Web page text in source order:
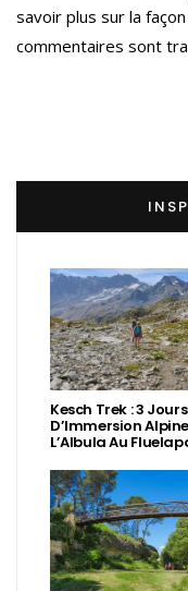
savoir plus sur la
commentaires sont
Kesch Trek : 3 Jours
D’Immersion
L’Albula Au